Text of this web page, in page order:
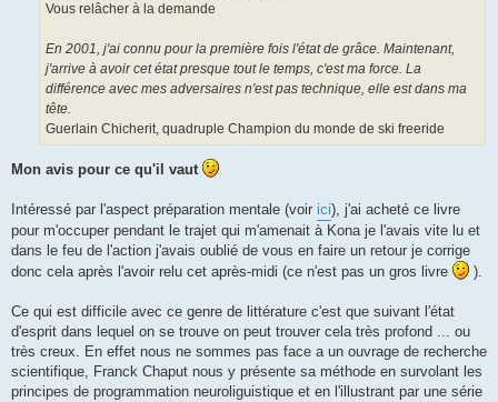
Vous relâcher à la demande
En 2001, j'ai connu pour la première fois l'état de grâce. Maintenant,
j'arrive à avoir cet état presque tout le temps, c'est ma force. La
différence avec mes adversaires n'est pas technique, elle est dans ma
tête.
Guerlain Chicherit, quadruple Champion du monde de ski freeride
Mon avis pour ce qu'il vaut
Intéressé par l'aspect préparation mentale (voir ici), j'ai acheté ce livre
pour m'occuper pendant le trajet qui m'amenait à Kona je l'avais vite lu et
dans le feu de l'action j'avais oublié de vous en faire un retour je corrige
donc cela après l'avoir relu cet après-midi (ce n'est pas un gros livre
).
Ce qui est difficile avec ce genre de littérature c'est que suivant l'état
d'esprit dans lequel on se trouve on peut trouver cela très profond ... ou
très creux. En effet nous ne sommes pas face a un ouvrage de recherche
scientifique, Franck Chaput nous y présente sa méthode en survolant les
principes de programmation neuroliguistique et en l'illustrant par une série